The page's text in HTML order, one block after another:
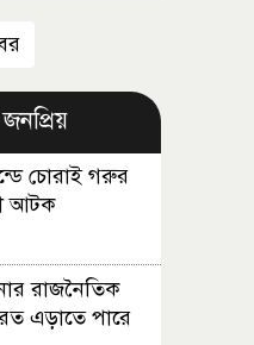
জনপ্রিয়
চোরাই গরুর
আটক
রাজনৈতিক
এড়াতে পারে